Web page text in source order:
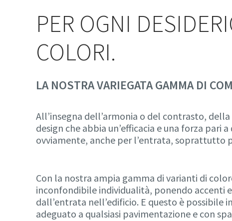
PER OGNI
COLORI.
LA NOSTRA VARIEGATA GAMMA DI
All’insegna dell’armonia o del contrasto,
design che abbia un’efficacia e una forza pari
ovviamente, anche per l’entrata, soprattutto
Con la nostra ampia gamma di varianti di
inconfondibile individualità, ponendo accenti
dall’entrata nell’edificio. E questo è
adeguato a qualsiasi pavimentazione e con